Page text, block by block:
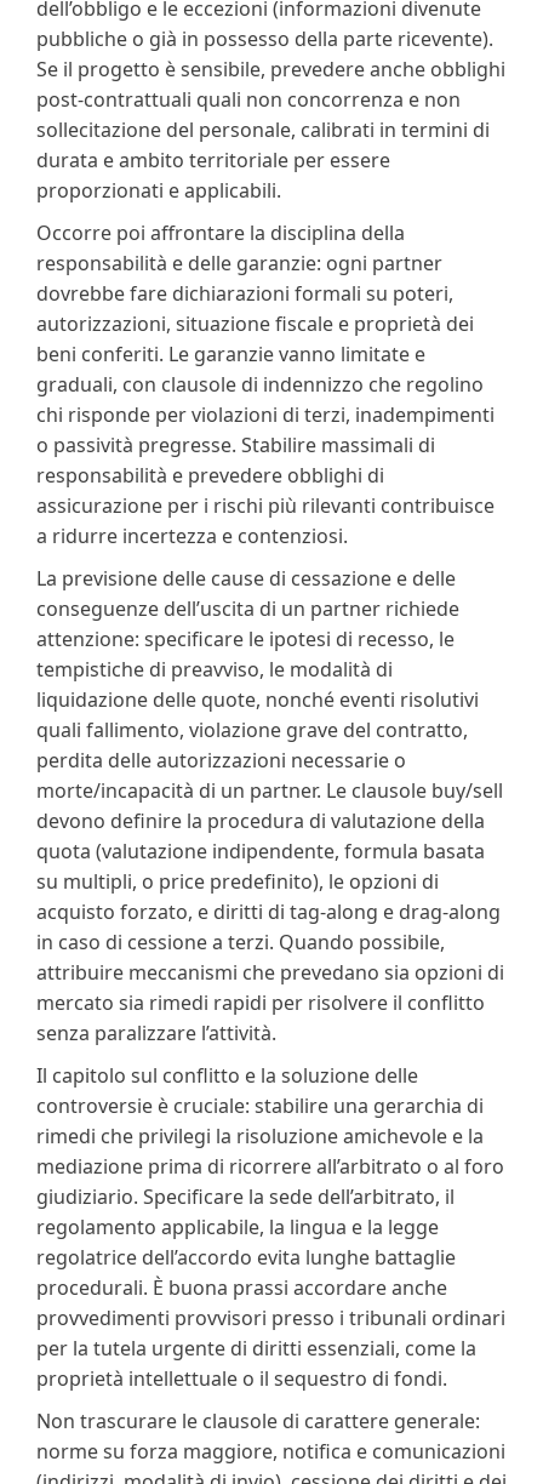
dell’obbligo e le eccezioni (informazioni divenute
pubbliche o già in possesso della parte ricevente).
Se il progetto è sensibile, prevedere anche obblighi
post‑contrattuali quali non concorrenza e non
sollecitazione del personale, calibrati in termini di
durata e ambito territoriale per essere
proporzionati e applicabili.
Occorre poi affrontare la disciplina della
responsabilità e delle garanzie: ogni partner
dovrebbe fare dichiarazioni formali su poteri,
autorizzazioni, situazione fiscale e proprietà dei
beni conferiti. Le garanzie vanno limitate e
graduali, con clausole di indennizzo che regolino
chi risponde per violazioni di terzi, inadempimenti
o passività pregresse. Stabilire massimali di
responsabilità e prevedere obblighi di
assicurazione per i rischi più rilevanti contribuisce
a ridurre incertezza e contenziosi.
La previsione delle cause di cessazione e delle
conseguenze dell’uscita di un partner richiede
attenzione: specificare le ipotesi di recesso, le
tempistiche di preavviso, le modalità di
liquidazione delle quote, nonché eventi risolutivi
quali fallimento, violazione grave del contratto,
perdita delle autorizzazioni necessarie o
morte/incapacità di un partner. Le clausole buy/sell
devono definire la procedura di valutazione della
quota (valutazione indipendente, formula basata
su multipli, o price predefinito), le opzioni di
acquisto forzato, e diritti di tag‑along e drag‑along
in caso di cessione a terzi. Quando possibile,
attribuire meccanismi che prevedano sia opzioni di
mercato sia rimedi rapidi per risolvere il conflitto
senza paralizzare l’attività.
Il capitolo sul conflitto e la soluzione delle
controversie è cruciale: stabilire una gerarchia di
rimedi che privilegi la risoluzione amichevole e la
mediazione prima di ricorrere all’arbitrato o al foro
giudiziario. Specificare la sede dell’arbitrato, il
regolamento applicabile, la lingua e la legge
regolatrice dell’accordo evita lunghe battaglie
procedurali. È buona prassi accordare anche
provvedimenti provvisori presso i tribunali ordinari
per la tutela urgente di diritti essenziali, come la
proprietà intellettuale o il sequestro di fondi.
Non trascurare le clausole di carattere generale:
norme su forza maggiore, notifica e comunicazioni